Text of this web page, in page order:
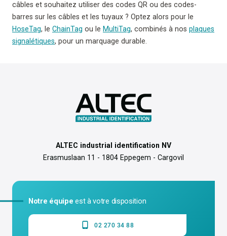
câbles et souhaitez utiliser des codes QR ou des codes-
barres sur les câbles et les tuyaux ? Optez alors pour le
HoseTag, le ChainTag ou le MultiTag, combinés à nos plaques
signalétiques, pour un marquage durable.
ALTEC industrial identification NV
Erasmuslaan 11 - 1804 Eppegem - Cargovil
Notre équipe est à votre disposition
02 270 34 88